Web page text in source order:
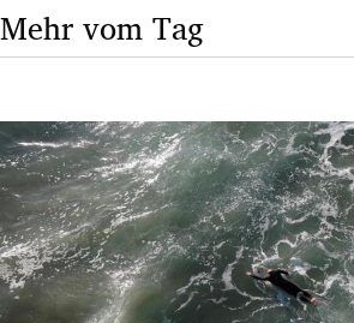
Mehr vom Tag